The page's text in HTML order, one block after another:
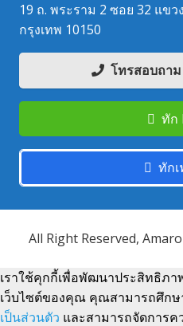
19 ถ. พระราม 2 ซอย 32 แข
กรุงเทพ 10150
โทรสอบถาม
ทัก
ทัก
All Right Reserved,
เราใช้คุกกี้เพื่อพัฒนาประสิทธิภ
เว็บไซต์ของคุณ คุณสามารถศึกษ
เป็นส่วนตัว และสามารถจัดการค